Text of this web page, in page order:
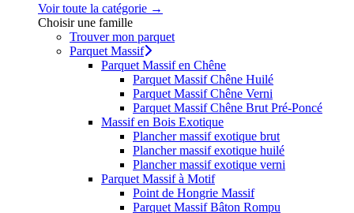
Voir toute la catégorie →
Choisir une famille
Trouver mon parquet
Parquet Massif
Parquet Massif en Chêne
Parquet Massif Chêne Huilé
Parquet Massif Chêne Verni
Parquet Massif Chêne Brut Pré-Poncé
Massif en Bois Exotique
Plancher massif exotique brut
Plancher massif exotique huilé
Plancher massif exotique verni
Parquet Massif à Motif
Point de Hongrie Massif
Parquet Massif Bâton Rompu